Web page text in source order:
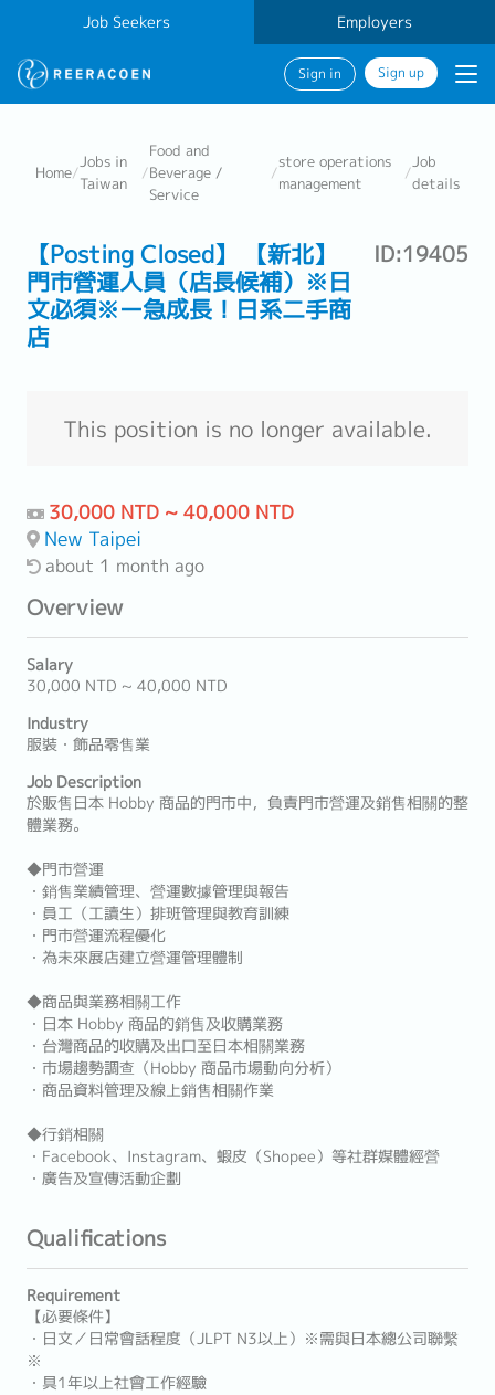
Job Seekers Employers
Sign in Sign up
Home/
Jobs in
Taiwan
/
Food and
Beverage /
Service
/
store operations
management
/
Job
details
【Posting Closed】 【新北】
門市營運人員（店長候補）※日
文必須※ー急成長！日系二手商
店
ID:19405
This position is no longer available.
30,000 NTD ~ 40,000 NTD
New Taipei
about 1 month ago
Overview
Salary
30,000 NTD ~ 40,000 NTD
Industry
服裝・飾品零售業
Job Description
於販售日本 Hobby 商品的門市中，負責門市營運及銷售相關的整
體業務。
◆門市營運
・銷售業績管理、營運數據管理與報告
・員工（工讀生）排班管理與教育訓練
・門市營運流程優化
・為未來展店建立營運管理體制
◆商品與業務相關工作
・日本 Hobby 商品的銷售及收購業務
・台灣商品的收購及出口至日本相關業務
・市場趨勢調查（Hobby 商品市場動向分析）
・商品資料管理及線上銷售相關作業
◆行銷相關
・Facebook、Instagram、蝦皮（Shopee）等社群媒體經營
・廣告及宣傳活動企劃
Qualifications
Requirement
【必要條件】
・日文／日常會話程度（JLPT N3以上）※需與日本總公司聯繫
※
・具1年以上社會工作經驗